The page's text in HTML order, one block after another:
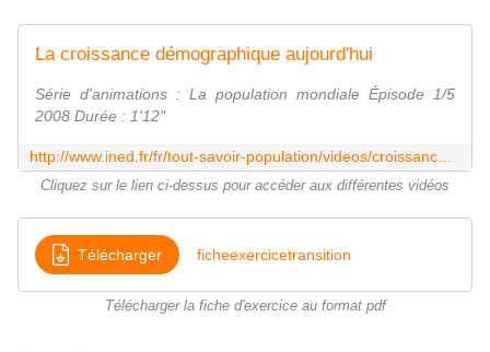
La croissance démographique aujourd'hui
Série d'animations : La population mondiale Épisode 1/5
2008 Durée : 1'12"
Cliquez sur le lien ci-dessus pour accéder aux différentes vidéos
Télécharger ficheexercicetransition
Télécharger la fiche d'exercice au format pdf